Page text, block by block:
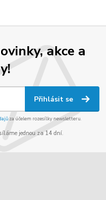
akce a
Přihlásit se
za účelem rozesílky newsletteru.
jednou za 14 dní.